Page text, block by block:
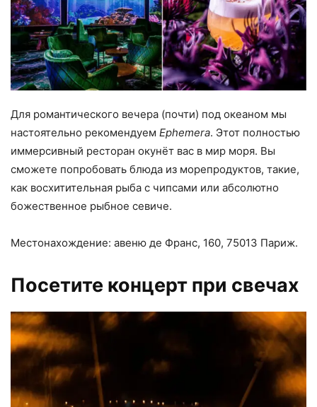
Для романтического вечера (почти) под океаном мы
настоятельно рекомендуем Ephemera. Этот полностью
иммерсивный ресторан окунёт вас в мир моря. Вы
сможете попробовать блюда из морепродуктов, такие,
как восхитительная рыба с чипсами или абсолютно
божественное рыбное севиче.
Местонахождение: авеню де Франс, 160, 75013 Париж.
Посетите концерт при свечах